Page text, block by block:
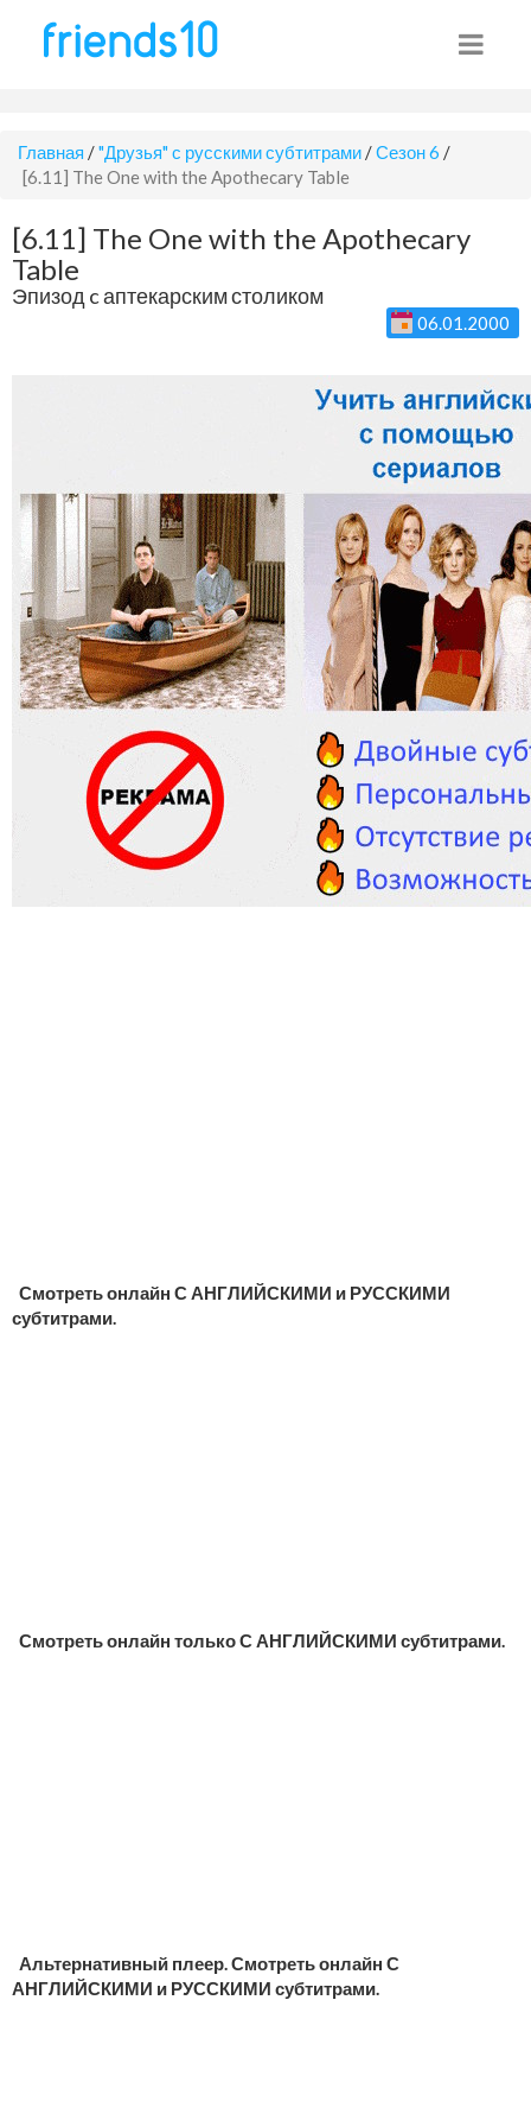
Главная /"Друзья" с русскими субтитрами /Сезон 6 /
[6.11] The One with the Apothecary Table
[6.11] The One with the Apothecary
Table
Эпизод c аптекарским столиком
06.01.2000
Смотреть онлайн С АНГЛИЙСКИМИ и РУССКИМИ
субтитрами.
Смотреть онлайн только С АНГЛИЙСКИМИ субтитрами.
Альтернативный плеер. Смотреть онлайн С
АНГЛИЙСКИМИ и РУССКИМИ субтитрами.